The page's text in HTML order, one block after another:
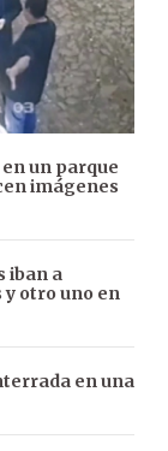
un parque
imágenes
iban a
y otro uno en
en una